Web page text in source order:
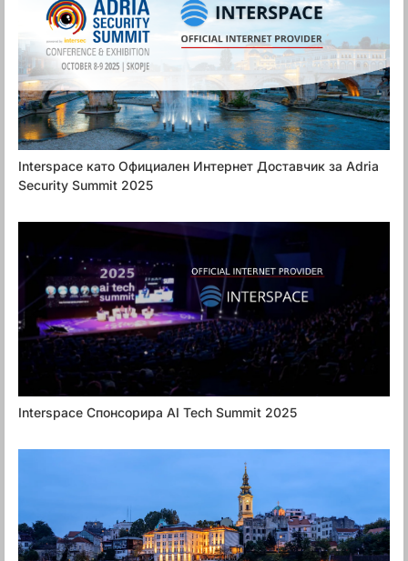
Interspace като Официален Интернет Доставчик за Adria
Security Summit 2025
Interspace Спонсорира AI Tech Summit 2025